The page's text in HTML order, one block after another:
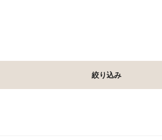
絞り込み